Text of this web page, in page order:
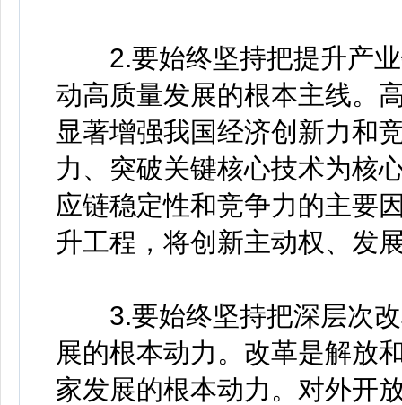
2.要始终坚持把提升产业
动高质量发展的根本主线。
显著增强我国经济创新力和
力、突破关键核心技术为核
应链稳定性和竞争力的主要
升工程，将创新主动权、发
3.要始终坚持把深层次改
展的根本动力。改革是解放
家发展的根本动力。对外开